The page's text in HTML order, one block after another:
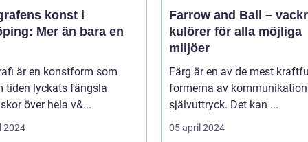
konst i
Mer än bara en
är en konstform som
tiden lyckats fängsla
över hela v&...
2024
Farrow and Ball –
kulörer för alla möjliga
miljöer
Färg är en av de mest
formerna av
självuttryck. Det kan ...
05 april 2024